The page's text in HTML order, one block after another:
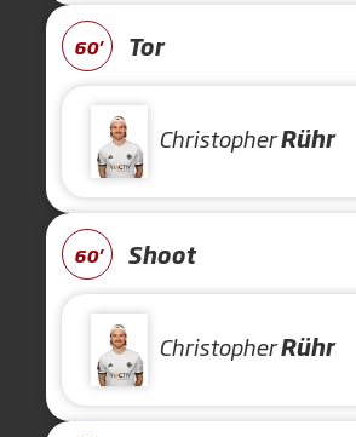
60' Tor
ChristopherRühr
60' Shoot
ChristopherRühr